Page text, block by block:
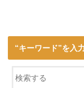
“キーワード”を入